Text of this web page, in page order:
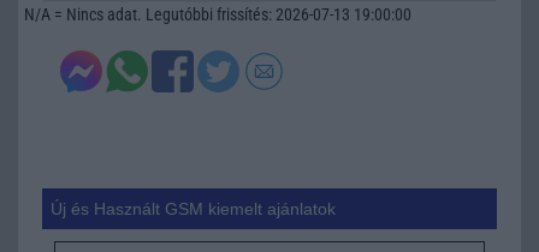
N/A = Nincs adat. Legutóbbi frissítés: 2026-07-13 19:00:00
Új és Használt GSM kiemelt ajánlatok